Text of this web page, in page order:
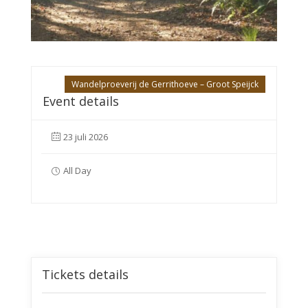
Wandelproeverij de Gerrithoeve – Groot Speijck
Event details
23 juli 2026
All Day
Tickets details